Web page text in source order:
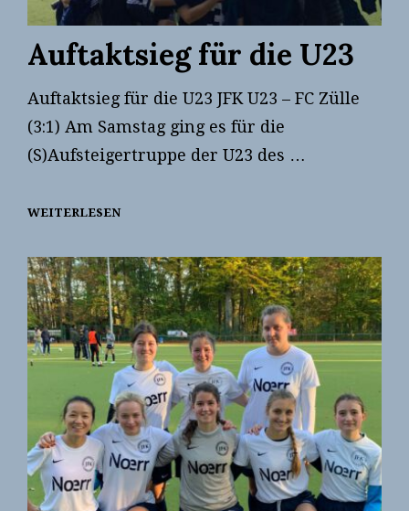
Auftaktsieg für die U23
Auftaktsieg für die U23 JFK U23 – FC Zülle
(3:1) Am Samstag ging es für die
(S)Aufsteigertruppe der U23 des …
WEITERLESENAUFTAKTSIEG
U23